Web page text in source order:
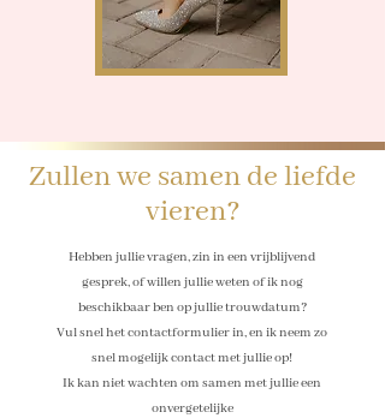
Zullen we samen de liefde
vieren?
Hebben jullie vragen, zin in een vrijblijvend
gesprek, of willen jullie weten of ik nog
beschikbaar ben op jullie trouwdatum?
Vul snel het contactformulier in, en ik neem zo
snel mogelijk contact met jullie op!
Ik kan niet wachten om samen met jullie een
onvergetelijke